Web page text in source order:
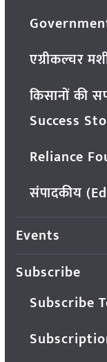
एग्रीकल्चर
किसानों की
Success
Reliance
संपादकीय
Events
Subscribe
Subscribe